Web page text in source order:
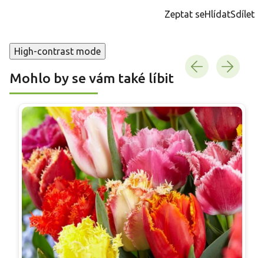
Zeptat seHlídatSdílet
High-contrast mode
Mohlo by se vám také líbit